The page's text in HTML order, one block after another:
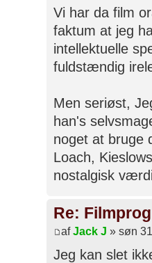
Vi har da film
faktum at jeg
intellektuelle
fuldstændig
Men seriøst,
han's
noget at bruge
Loach,
nostalgisk
Re:
afJack J » søn
Jeg kan slet